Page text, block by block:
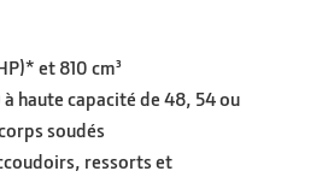
et 810 cm³
haute capacité de 48, 54 ou
soudés
ressorts et